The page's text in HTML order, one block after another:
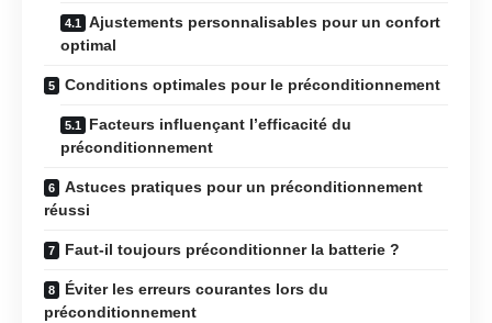
Ajustements personnalisables pour un confort
optimal
Conditions optimales pour le préconditionnement
Facteurs influençant l’efficacité du
préconditionnement
Astuces pratiques pour un préconditionnement
réussi
Faut-il toujours préconditionner la batterie ?
Éviter les erreurs courantes lors du
préconditionnement